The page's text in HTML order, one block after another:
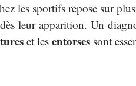
les sportifs repose sur
dès leur apparition. Un
et les entorses sont